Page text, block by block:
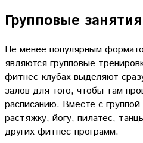
Групповые занятия
Не менее популярным
являются групповые
фитнес-клубах выделяют
залов для того, чтобы там
расписанию. Вместе с
растяжку, йогу, пилатес,
других фитнес-программ.